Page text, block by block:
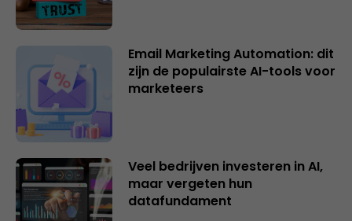
Email Marketing Automation: dit
zijn de populairste AI-tools voor
marketeers
Veel bedrijven investeren in AI,
maar vergeten hun
datafundament